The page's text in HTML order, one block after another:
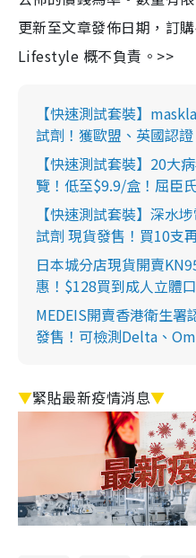
更新至文章發佈日期，訂
Lifestyle 概不負責。>>
【快速測試套裝】
試劑！獲歐盟、英國認
【快速測試套裝】20大
覽！低至$9.9/盒！屈臣
【快速測試套裝】深水
試劑 現貨發售！買10支
日本城分店現貨開賣
惠！$128買到成人立體
MEDEIS開賣香港衛生
發售！可檢測Delta、
▼緊貼最新疫情消息▼